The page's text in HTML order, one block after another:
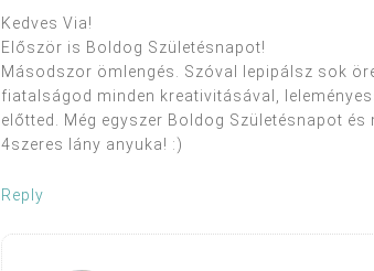
Kedves Via!
Először is Boldog Születésnapot!
Másodszor ömlengés. Szóval lepipálsz sok
fiatalságod minden kreativitásával,
előtted. Még egyszer Boldog Születésnapot
4szeres lány anyuka! :)
Reply